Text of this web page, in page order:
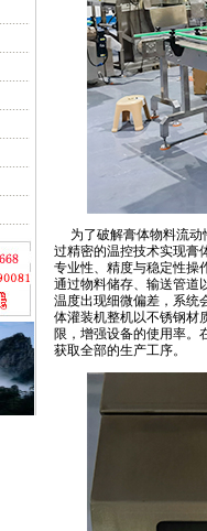
为了破解膏体物料流动
过精密的温控技术实现膏
专业性、精度与稳定性操
通过物料储存、输送管道
温度出现细微偏差，系统
体灌装机整机以不锈钢材
限，增强设备的使用率。
获取全部的生产工序。